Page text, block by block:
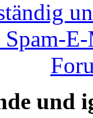
Spam-
und